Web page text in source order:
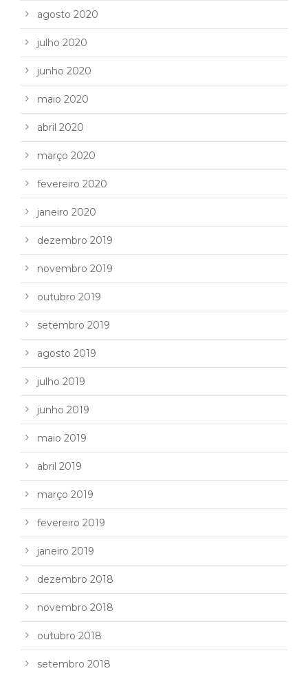
agosto 2020
julho 2020
junho 2020
maio 2020
abril 2020
março 2020
fevereiro 2020
janeiro 2020
dezembro 2019
novembro 2019
outubro 2019
setembro 2019
agosto 2019
julho 2019
junho 2019
maio 2019
abril 2019
março 2019
fevereiro 2019
janeiro 2019
dezembro 2018
novembro 2018
outubro 2018
setembro 2018